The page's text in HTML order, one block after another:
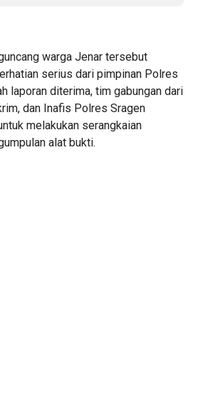
warga Jenar tersebut
serius dari pimpinan Polres
laporan diterima, tim gabungan dari
dan Inafis Polres Sragen
melakukan serangkaian
alat bukti.